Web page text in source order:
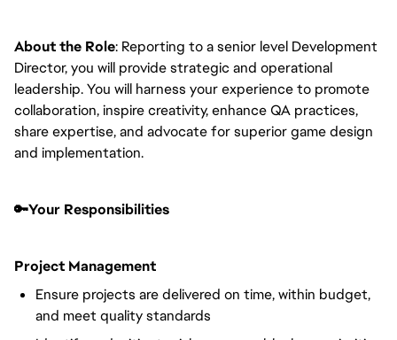
About the Role: Reporting to a senior level Development
Director, you will provide strategic and operational
leadership. You will harness your experience to promote
collaboration, inspire creativity, enhance QA practices,
share expertise, and advocate for superior game design
and implementation.
🔑Your Responsibilities
Project Management
Ensure projects are delivered on time, within budget,
and meet quality standards